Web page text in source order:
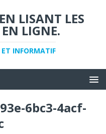
LISANT LES
LIGNE.
INFORMATIF
6bc3-4acf-